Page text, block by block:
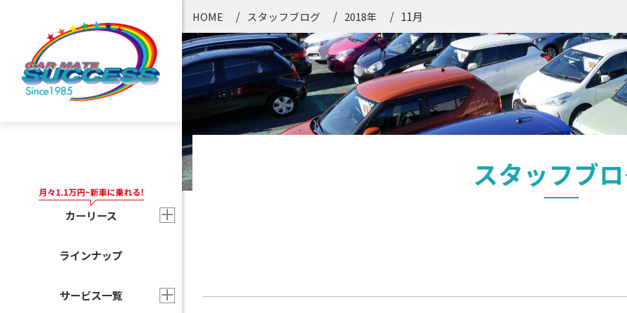
カーリース
ラインナップ
サービス一覧
HOME スタッフブログ 2018年 11月
スタッフブ